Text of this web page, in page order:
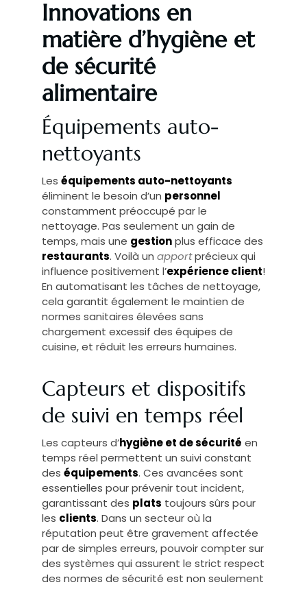
Innovations en
matière d’hygiène et
de sécurité
alimentaire
Équipements auto-
nettoyants
Les équipements auto-nettoyants
éliminent le besoin d’un personnel
constamment préoccupé par le
nettoyage. Pas seulement un gain de
temps, mais une gestionplus efficace des
restaurants. Voilà un apportprécieux qui
influence positivement l’expérience client!
En automatisant les tâches de nettoyage,
cela garantit également le maintien de
normes sanitaires élevées sans
chargement excessif des équipes de
cuisine, et réduit les erreurs humaines.
Capteurs et dispositifs
de suivi en temps réel
Les capteurs d’hygiène et de sécurité en
temps réel permettent un suivi constant
des équipements. Ces avancées sont
essentielles pour prévenir tout incident,
garantissant des plats toujours sûrs pour
les clients. Dans un secteur où la
réputation peut être gravement affectée
par de simples erreurs, pouvoir compter sur
des systèmes qui assurent le strict respect
des normes de sécurité est non seulement